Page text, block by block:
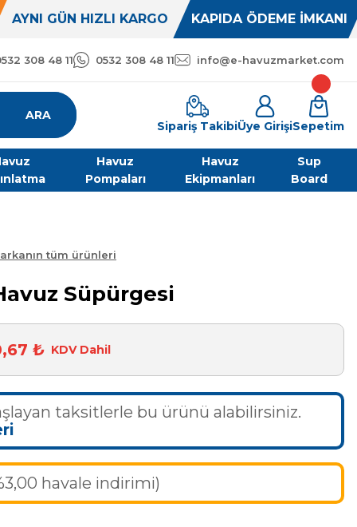
AYNI GÜN HIZLI KARGO KAPIDA ÖDEME İMKANI
308 48 11 0532 308 48 11 info@e-havuzmarket.com
ARA
Sipariş TakibiÜye GirişiSepetim
Havuz
Pompaları
Havuz
Ekipmanları
Sup
Board
tüm ürünleri
Süpürgesi
₺ KDV Dahil
taksitlerle bu ürünü alabilirsiniz.
havale indirimi)